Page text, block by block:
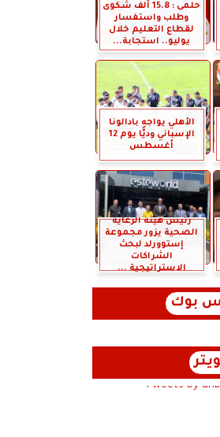
حلمى : 15.8 ألف شكوى
وطلب واستفسار
لقطاع التعليم خلال
يوليو.. استجابة...
الأهلي يواجه بادالونا
الإسباني وديًّا يوم 12
أغسطس
رئيس هيئة الرعاية
الصحية يزور مجموعة
إستوورلد لبحث
الشراكات
الاستراتيجية ...
بوك
Tweets by